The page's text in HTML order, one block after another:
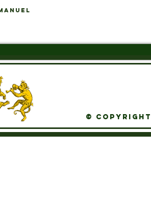
© Copyright